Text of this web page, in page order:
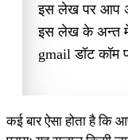
इस लेख पर आप
इस लेख के अन्त में
gmail डॉट कॉम
कई बार ऐसा होता है कि